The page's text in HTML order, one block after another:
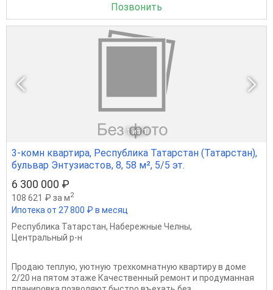
Позвонить
1 из 1
3-комн квартира, Республика Татарстан (Татарстан),
бульвар Энтузиастов, 8, 58 м², 5/5 эт.
6 300 000 ₽
108 621 ₽ за м2
Ипотека от 27 800 ₽ в месяц
Республика Татарстан, Набережные Челны,
Центральный р-н
Продаю теплую, уютную трехкомнатную квартиру в доме
2/20 на пятом этаже Качественный ремонт и продуманная